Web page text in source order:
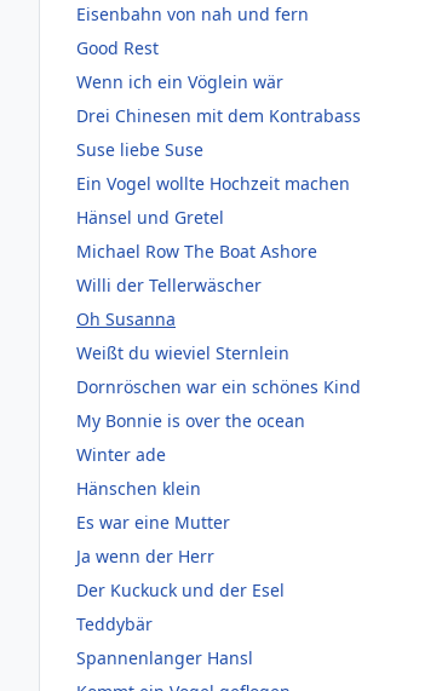
Eisenbahn von nah und fern
Good Rest
Wenn ich ein Vöglein wär
Drei Chinesen mit dem Kontrabass
Suse liebe Suse
Ein Vogel wollte Hochzeit machen
Hänsel und Gretel
Michael Row The Boat Ashore
Willi der Tellerwäscher
Oh Susanna
Weißt du wieviel Sternlein
Dornröschen war ein schönes Kind
My Bonnie is over the ocean
Winter ade
Hänschen klein
Es war eine Mutter
Ja wenn der Herr
Der Kuckuck und der Esel
Teddybär
Spannenlanger Hansl